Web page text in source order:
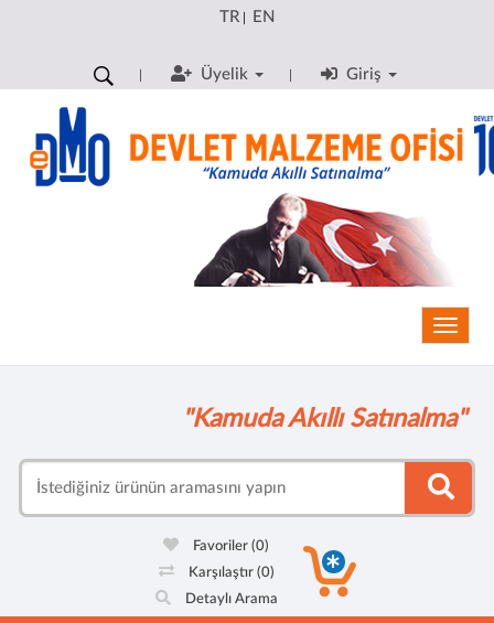
TR| EN
Üyelik Giriş
"Kamuda Akıllı Satınalma"
Favoriler(0)
Karşılaştır (0)
Detaylı Arama